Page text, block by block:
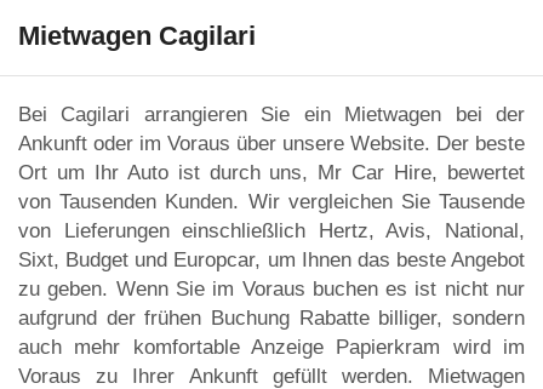
Mietwagen Cagilari
Bei Cagilari arrangieren Sie ein Mietwagen bei der
Ankunft oder im Voraus über unsere Website. Der beste
Ort um Ihr Auto ist durch uns, Mr Car Hire, bewertet
von Tausenden Kunden. Wir vergleichen Sie Tausende
von Lieferungen einschließlich Hertz, Avis, National,
Sixt, Budget und Europcar, um Ihnen das beste Angebot
zu geben. Wenn Sie im Voraus buchen es ist nicht nur
aufgrund der frühen Buchung Rabatte billiger, sondern
auch mehr komfortable Anzeige Papierkram wird im
Voraus zu Ihrer Ankunft gefüllt werden. Mietwagen